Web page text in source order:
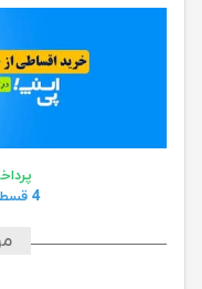
4 قسط ماهیانه بدون کارمزد